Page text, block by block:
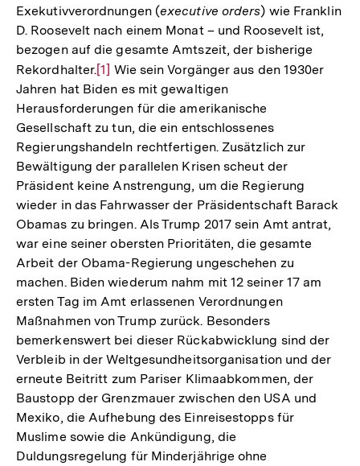
Exekutivverordnungen (executive orders) wie Franklin
D. Roosevelt nach einem Monat – und Roosevelt ist,
bezogen auf die gesamte Amtszeit, der bisherige
Rekordhalter.Zur
Auflösung
der
Fußnote
[1] Wie sein Vorgänger aus den 1930er
Jahren hat Biden es mit gewaltigen
Herausforderungen für die amerikanische
Gesellschaft zu tun, die ein entschlossenes
Regierungshandeln rechtfertigen. Zusätzlich zur
Bewältigung der parallelen Krisen scheut der
Präsident keine Anstrengung, um die Regierung
wieder in das Fahrwasser der Präsidentschaft Barack
Obamas zu bringen. Als Trump 2017 sein Amt antrat,
war eine seiner obersten Prioritäten, die gesamte
Arbeit der Obama-Regierung ungeschehen zu
machen. Biden wiederum nahm mit 12 seiner 17 am
ersten Tag im Amt erlassenen Verordnungen
Maßnahmen von Trump zurück. Besonders
bemerkenswert bei dieser Rückabwicklung sind der
Verbleib in der Weltgesundheitsorganisation und der
erneute Beitritt zum Pariser Klimaabkommen, der
Baustopp der Grenzmauer zwischen den USA und
Mexiko, die Aufhebung des Einreisestopps für
Muslime sowie die Ankündigung, die
Duldungsregelung für Minderjährige ohne